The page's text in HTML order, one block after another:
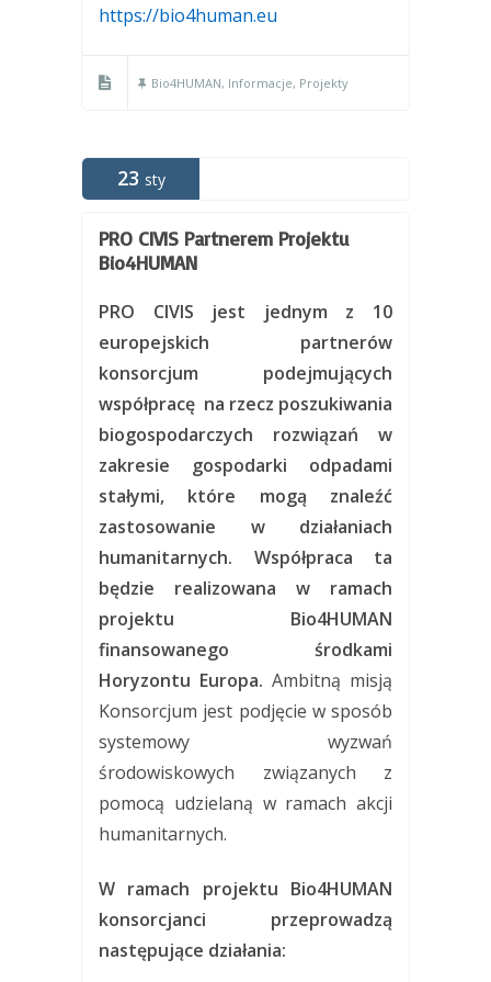
https://bio4human.eu
Bio4HUMAN, Informacje, Projekty
23 sty
PRO CIVIS Partnerem Projektu
Bio4HUMAN
PRO CIVIS jest jednym z 10
europejskich partnerów
konsorcjum podejmujących
współpracę na rzecz poszukiwania
biogospodarczych rozwiązań w
zakresie gospodarki odpadami
stałymi, które mogą znaleźć
zastosowanie w działaniach
humanitarnych. Współpraca ta
będzie realizowana w ramach
projektu Bio4HUMAN
finansowanego środkami
Horyzontu Europa. Ambitną misją
Konsorcjum jest podjęcie w sposób
systemowy wyzwań
środowiskowych związanych z
pomocą udzielaną w ramach akcji
humanitarnych.
W ramach projektu Bio4HUMAN
konsorcjanci przeprowadzą
następujące działania: